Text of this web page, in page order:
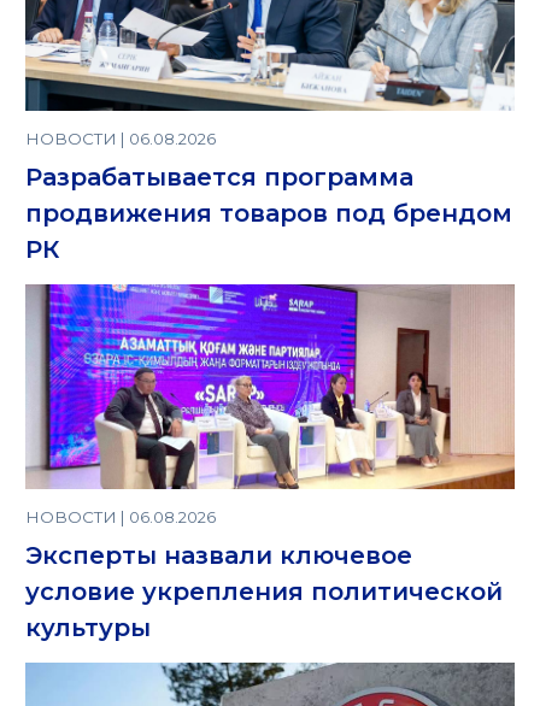
НОВОСТИ | 06.08.2026
Разрабатывается программа
продвижения товаров под брендом
РК
НОВОСТИ | 06.08.2026
Эксперты назвали ключевое
условие укрепления политической
культуры